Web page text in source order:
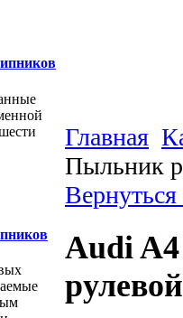
Главная
Пыльник
Audi